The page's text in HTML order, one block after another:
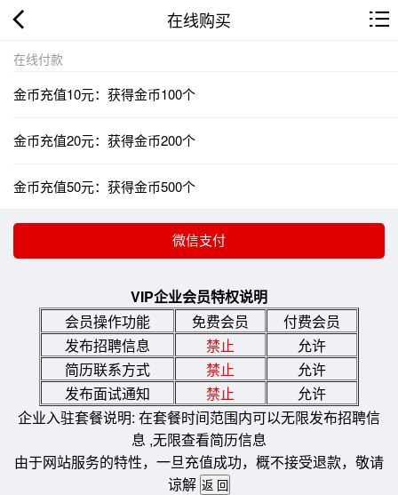
在线购买
在线付款
金币充值10元：获得金币100个
金币充值20元：获得金币200个
金币充值50元：获得金币500个
VIP企业会员特权说明
会员操作功能
免费会员
付费会员
发布招聘信息
禁止
允许
简历联系方式
禁止
允许
发布面试通知
禁止
允许
企业入驻套餐说明: 在套餐时间范围内可以无限发布招聘信
息 ,无限查看简历信息
由于网站服务的特性，一旦充值成功，概不接受退款，敬请
谅解